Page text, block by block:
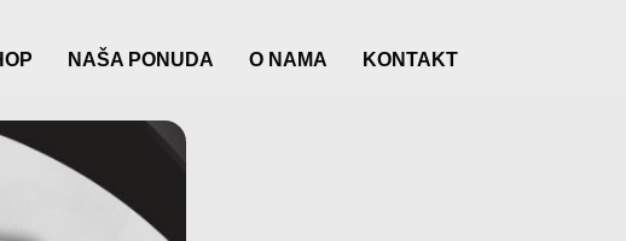
NAŠA PONUDA O NAMA KONTAKT